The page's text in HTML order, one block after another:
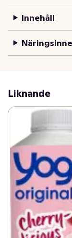
Yoggi® Original
och det är
Yoggi yoghurt
Innehåll
Liknande